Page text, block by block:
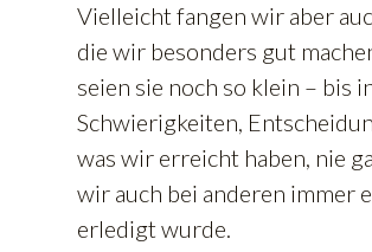
Vielleicht fangen wir aber
die wir besonders gut
seien sie noch so klein – bis
Schwierigkeiten,
was wir erreicht haben, nie
wir auch bei anderen immer
erledigt wurde.